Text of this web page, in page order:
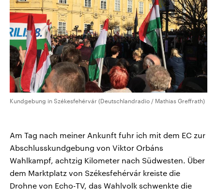
Kundgebung in Székesfehérvár (Deutschlandradio / Mathias Greffrath)
Am Tag nach meiner Ankunft fuhr ich mit dem EC zur
Abschlusskundgebung von Viktor Orbáns
Wahlkampf, achtzig Kilometer nach Südwesten. Über
dem Marktplatz von Székesfehérvár kreiste die
Drohne von Echo-TV, das Wahlvolk schwenkte die